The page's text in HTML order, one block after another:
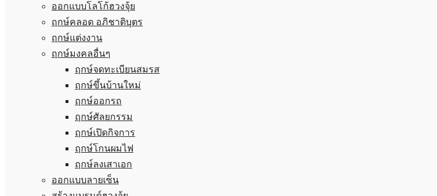
ออกแบบโลโก้ฮวงจุ้ย
ฤกษ์คลอด อภิชาติบุตร
ฤกษ์แต่งงาน
ฤกษ์มงคลอื่นๆ
ฤกษ์จดทะเบียนสมรส
ฤกษ์ขึ้นบ้านใหม่
ฤกษ์ออกรถ
ฤกษ์ศัลยกรรม
ฤกษ์เปิดกิจการ
ฤกษ์โกนผมไฟ
ฤกษ์ลงเสาเอก
ออกแบบลายเซ็น